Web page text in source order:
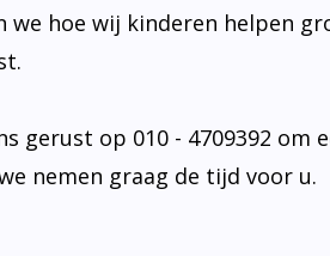
we hoe wij kinderen helpen
gerust op 010 - 4709392 om
nemen graag de tijd voor u.